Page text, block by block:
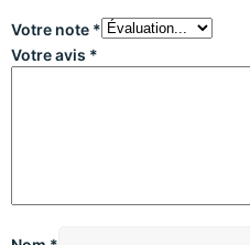
Votre note *
Votre avis *